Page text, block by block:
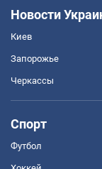
Новости
Киев
Запорожье
Черкассы
Спорт
Футбол